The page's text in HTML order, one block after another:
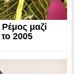
μαζί
2005